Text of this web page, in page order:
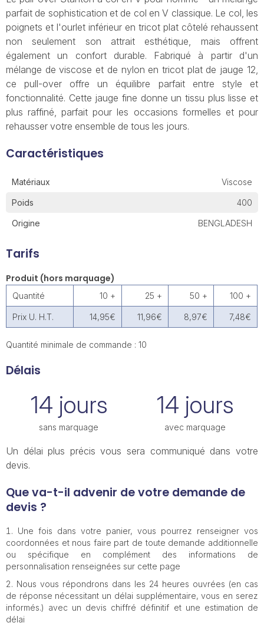
parfait de sophistication et de col en V classique. Le col, les
poignets et l'ourlet inférieur en tricot plat côtelé rehaussent
non seulement son attrait esthétique, mais offrent
également un confort durable. Fabriqué à partir d'un
mélange de viscose et de nylon en tricot plat de jauge 12,
ce pull-over offre un équilibre parfait entre style et
fonctionnalité. Cette jauge fine donne un tissu plus lisse et
plus raffiné, parfait pour les occasions formelles et pour
rehausser votre ensemble de tous les jours.
Caractéristiques
Matériaux Viscose
Poids 400
Origine BENGLADESH
Tarifs
Produit (hors marquage)
Quantité 10 + 25 + 50 + 100 +
Prix U. H.T. 14,95€ 11,96€ 8,97€ 7,48€
Quantité minimale de commande : 10
Délais
14 jours
sans marquage
14 jours
avec marquage
Un délai plus précis vous sera communiqué dans votre
devis.
Que va-t-il advenir de votre demande de
devis ?
Une fois dans votre panier, vous pourrez renseigner vos
coordonnées et nous faire part de toute demande additionnelle
ou spécifique en complément des informations de
personnalisation renseignées sur cette page
Nous vous répondrons dans les 24 heures ouvrées (en cas
de réponse nécessitant un délai supplémentaire, vous en serez
informés.) avec un devis chiffré définitif et une estimation de
délai